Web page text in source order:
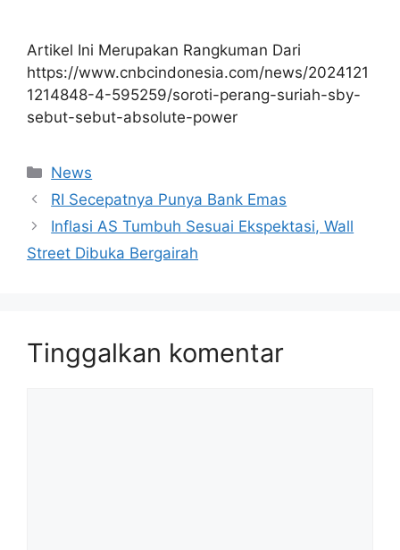
Artikel Ini Merupakan Rangkuman Dari
https://www.cnbcindonesia.com/news/2024121
1214848-4-595259/soroti-perang-suriah-sby-
sebut-sebut-absolute-power
Kategori
News
RI Secepatnya Punya Bank Emas
Inflasi AS Tumbuh Sesuai Ekspektasi, Wall
Street Dibuka Bergairah
Tinggalkan komentar